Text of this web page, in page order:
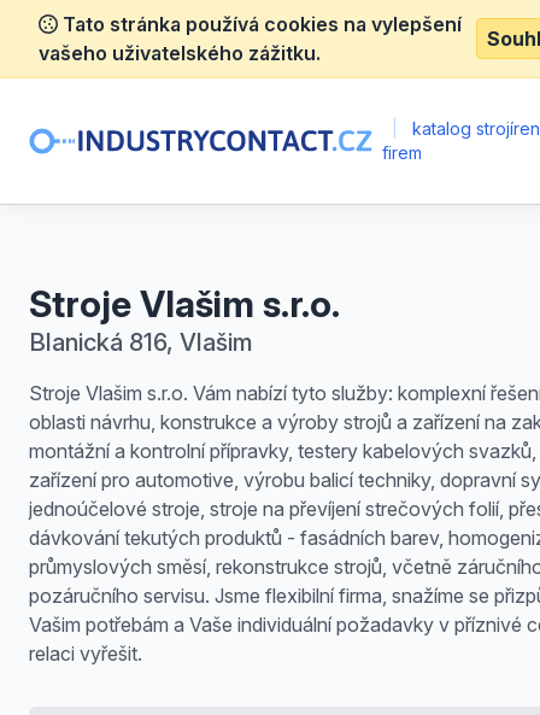
Tato stránka používá cookies na vylepšení
vašeho uživatelského zážitku.
katalog
firem
Stroje Vlašim s.r.o.
Blanická 816, Vlašim
Stroje Vlašim s.r.o. Vám nabízí tyto služby: komplexní
oblasti návrhu, konstrukce a výroby strojů a zařízení na
montážní a kontrolní přípravky, testery kabelových
zařízení pro automotive, výrobu balicí techniky, dopravní
jednoúčelové stroje, stroje na převíjení strečových folií,
dávkování tekutých produktů - fasádních barev,
průmyslových směsí, rekonstrukce strojů, včetně
pozáručního servisu. Jsme flexibilní firma, snažíme se
Vašim potřebám a Vaše individuální požadavky v příznivé
relaci vyřešit.